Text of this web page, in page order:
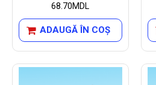
68.70MDL
ADAUGĂ ÎN COŞ